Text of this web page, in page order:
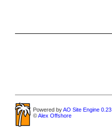
Powered byAO Site Engine 0.23
©Alex Offshore